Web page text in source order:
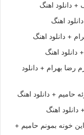
+ دانلود اهنگ
اهنگ
+ دانلود اهنگ
دانلود اهنگ
رضا بهرام + دانلود
+ دانلود اهنگ
اهنگ
خونه بمونم حامیم +